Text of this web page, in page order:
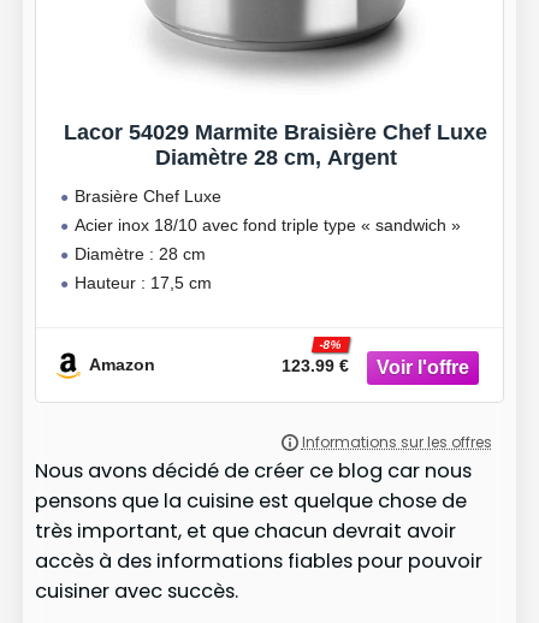
Lacor 54029 Marmite Braisière Chef Luxe
Diamètre 28 cm, Argent
Brasière Chef Luxe
Acier inox 18/10 avec fond triple type « sandwich »
Diamètre : 28 cm
Hauteur : 17,5 cm
Compatible tous feux y compris induction
Amazon
123.99 €
-8%
Nous avons décidé de créer ce blog car nous
pensons que la cuisine est quelque chose de
très important, et que chacun devrait avoir
accès à des informations fiables pour pouvoir
cuisiner avec succès.